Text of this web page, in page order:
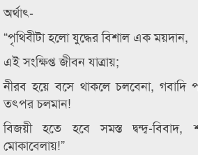
অর্থাৎ-
“পৃথিবীটা হলো যুদ্ধের বিশাল এক ময়দান,
এই সংক্ষিপ্ত জীবন যাত্রায়;
নীরব হয়ে বসে থাকলে চলবেনা, গবাদি
তৎপর চলমান!
বিজয়ী হতে হবে সমস্ত দ্বন্দ্ব-বিবাদ,
মোকাবেলায়!”